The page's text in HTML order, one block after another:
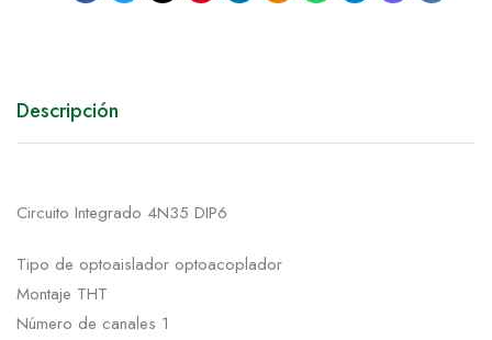
Descripción
Circuito Integrado 4N35 DIP6
Tipo de optoaislador optoacoplador
Montaje THT
Número de canales 1